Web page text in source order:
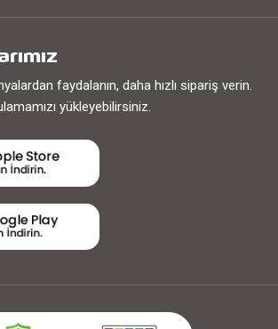
faydalanın, daha hızlı sipariş verin.
yükleyebilirsiniz.